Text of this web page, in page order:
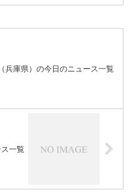
兵庫県）の今日のニュース一覧
一覧